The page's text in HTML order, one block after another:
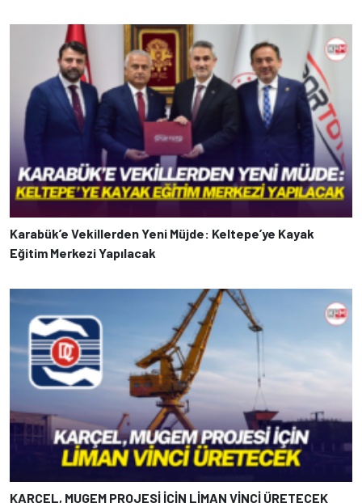
Karabük’e Vekillerden Yeni Müjde: Keltepe’ye Kayak
Eğitim Merkezi Yapılacak
KARÇEL, MUGEM PROJESİ İÇİN LİMAN VİNCİ ÜRETECEK